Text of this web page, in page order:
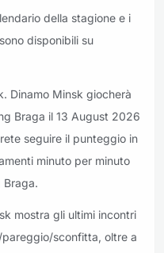
della stagione e i
disponibili su
Dinamo Minsk giocherà
Braga il 13 August 2026
seguire il punteggio in
minuto per minuto
Braga.
mostra gli ultimi incontri
sconfitta, oltre a